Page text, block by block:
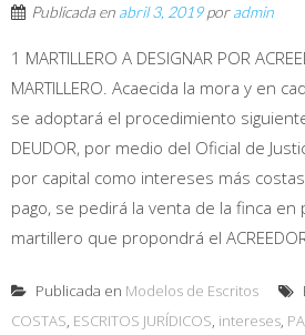
Publicada en abril 3, 2019poradmin
1 MARTILLERO A DESIGNAR POR
MARTILLERO. Acaecida la mora y en
se adoptará el procedimiento
DEUDOR, por medio del Oficial de
por capital como intereses más
pago, se pedirá la venta de la finca en
martillero que propondrá el
Publicada en Modelos de Escritos
COSTAS, ESCRITOS JURÍDICOS, intereses,